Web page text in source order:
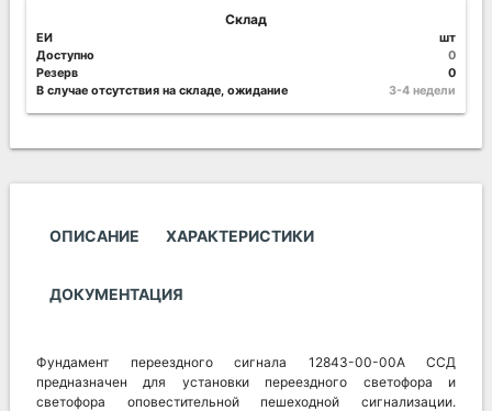
Склад
ЕИ
шт
Доступно
0
Резерв
0
В случае отсутствия на складе, ожидание
3-4 недели
ОПИСАНИЕ ХАРАКТЕРИСТИКИ
ДОКУМЕНТАЦИЯ
Фундамент переездного сигнала 12843-00-00А ССД
предназначен для установки переездного светофора и
светофора оповестительной пешеходной сигнализации.